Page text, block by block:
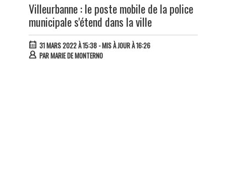
Villeurbanne : le poste mobile de la police
municipale s'étend dans la ville
31 MARS 2022 À 15:38- MIS À JOUR À 16:26
PARMARIE DE MONTERNO